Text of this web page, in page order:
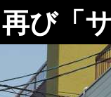
再び「